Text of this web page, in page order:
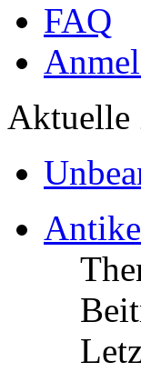
FAQ
Aktuelle